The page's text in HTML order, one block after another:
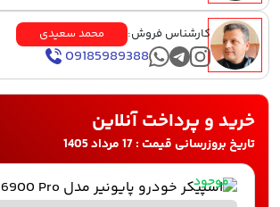
کارشناس فروش: محمد سعیدی
09185989388
خرید و پرداخت آنلاین
تاریخ بروزرسانی قیمت : 17 مرداد 1405
موجود